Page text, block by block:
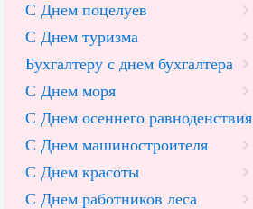
С Днем поцелуев
С Днем туризма
Бухгалтеру с днем бухгалтера
С Днем моря
С Днем осеннего равноденствия
С Днем машиностроителя
С Днем красоты
С Днем работников леса